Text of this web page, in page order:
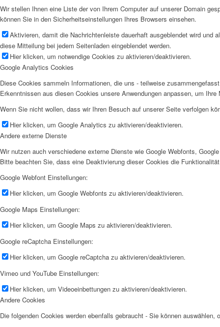
Wir stellen Ihnen eine Liste der von Ihrem Computer auf unserer Domain
können Sie in den Sicherheitseinstellungen Ihres Browsers einsehen.
Aktivieren, damit die Nachrichtenleiste dauerhaft ausgeblendet wird und
diese Mitteilung bei jedem Seitenladen eingeblendet werden.
Hier klicken, um notwendige Cookies zu aktivieren/deaktivieren.
Google Analytics Cookies
Diese Cookies sammeln Informationen, die uns - teilweise
Erkenntnissen aus diesen Cookies unsere Anwendungen anpassen, um
Wenn Sie nicht wollen, dass wir Ihren Besuch auf unserer Seite verfolgen
Hier klicken, um Google Analytics zu aktivieren/deaktivieren.
Andere externe Dienste
Wir nutzen auch verschiedene externe Dienste wie Google Webfonts,
Bitte beachten Sie, dass eine Deaktivierung dieser Cookies die
Google Webfont Einstellungen:
Hier klicken, um Google Webfonts zu aktivieren/deaktivieren.
Google Maps Einstellungen:
Hier klicken, um Google Maps zu aktivieren/deaktivieren.
Google reCaptcha Einstellungen:
Hier klicken, um Google reCaptcha zu aktivieren/deaktivieren.
Vimeo und YouTube Einstellungen:
Hier klicken, um Videoeinbettungen zu aktivieren/deaktivieren.
Andere Cookies
Die folgenden Cookies werden ebenfalls gebraucht - Sie können